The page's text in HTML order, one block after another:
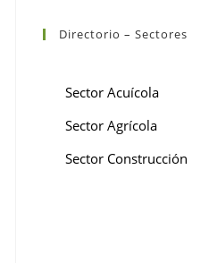
Directorio – Sectores
Sector Acuícola
Sector Agrícola
Sector Construcción